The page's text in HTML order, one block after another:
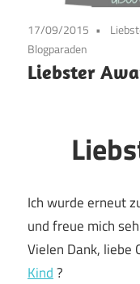
17/09/2015
Blogparaden
Liebster
Ich wurde erneut
und freue mich
Vielen Dank, liebe
Kind?